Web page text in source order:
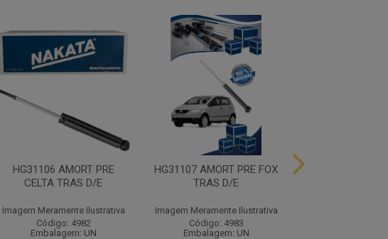
HG31106 AMORT PRE
CELTA TRAS D/E
Imagem Meramente Ilustrativa
Código: 4982
Embalagem: UN
HG31107 AMORT PRE FOX
TRAS D/E
Imagem Meramente Ilustrativa
Código: 4983
Embalagem: UN
HG31126 AMORT